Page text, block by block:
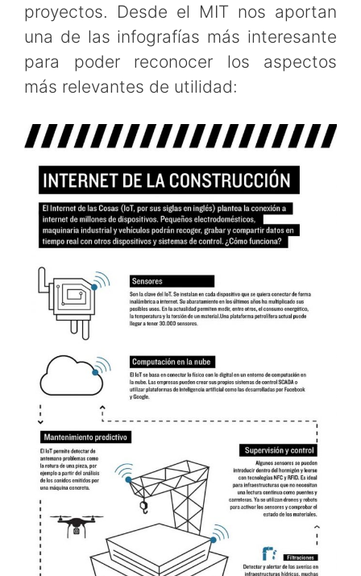
proyectos. Desde el MIT nos aportan
una de las infografías más interesante
para poder reconocer los aspectos
más relevantes de utilidad: